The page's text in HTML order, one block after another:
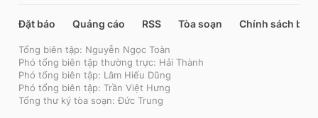
Đặt báo Quảng cáo RSS Tòa soạn Chính sách bảo
Tổng biên tập: Nguyễn Ngọc Toàn
Phó tổng biên tập thường trực: Hải Thành
Phó tổng biên tập: Lâm Hiếu Dũng
Phó tổng biên tập: Trần Việt Hưng
Tổng thư ký tòa soạn: Đức Trung